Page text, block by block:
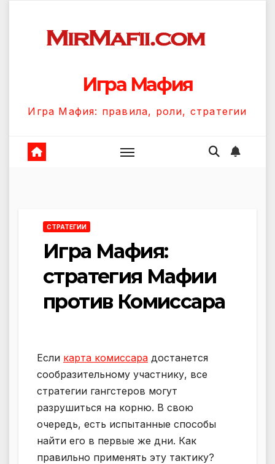
содержанию
Игра Мафия
Игра Мафия: правила, роли, стратегии
СТРАТЕГИИ
Игра Мафия:
стратегия Мафии
против Комиссара
Если карта комиссара достанется
сообразительному участнику, все
стратегии гангстеров могут
разрушиться на корню. В свою
очередь, есть испытанные способы
найти его в первые же дни. Как
правильно применять эту тактику?